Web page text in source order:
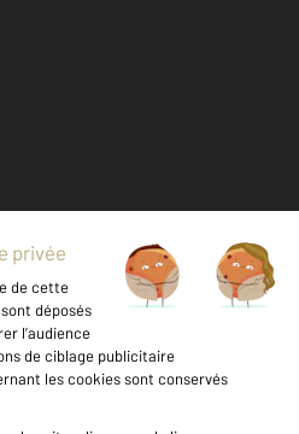
et Barèmes d'honoraires
personnelles
des cookies